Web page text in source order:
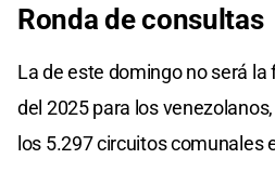
Ronda de consultas
La de este domingo no será
del 2025 para los
los 5.297 circuitos comunales